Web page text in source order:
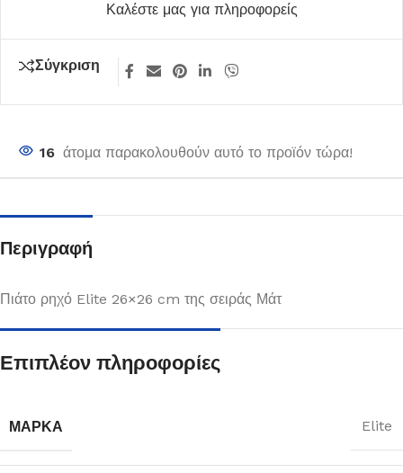
Καλέστε μας για πληροφορείς
Σύγκριση
16 άτομα παρακολουθούν αυτό το προϊόν τώρα!
Περιγραφή
Πιάτο ρηχό Elite 26×26 cm της σειράς Μάτ
Επιπλέον πληροφορίες
ΜΆΡΚΑ Elite